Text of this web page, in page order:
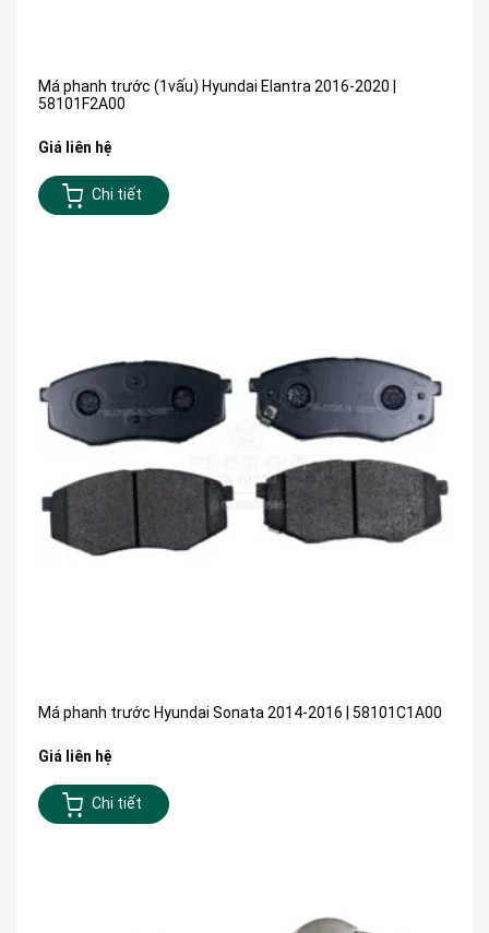
Má phanh trước (1vấu) Hyundai Elantra 2016-2020 |
58101F2A00
Giá liên hệ
Chi tiết
Má phanh trước Hyundai Sonata 2014-2016 | 58101C1A00
Giá liên hệ
Chi tiết